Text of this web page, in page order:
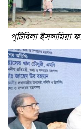
পুটিবিলা ইসলামিয়া